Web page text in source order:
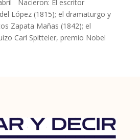
Nacieron: El escritor
López (1815); el dramaturgo y
Zapata Mañas (1842); el
Carl Spitteler, premio Nobel